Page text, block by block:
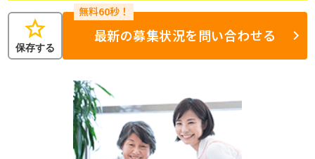
star
保存する
最新の募集状況を問い合わせる